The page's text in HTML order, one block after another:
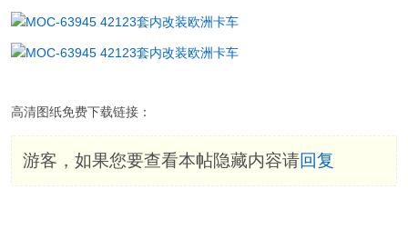
高清图纸免费下载链接：
游客，如果您要查看本帖隐藏内容请回复